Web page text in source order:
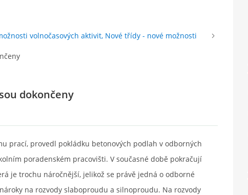
volnočasových aktivit, Nové třídy - nové možnosti
dokončeny
prací, provedl pokládku betonových podlah v odborných
poradenském pracovišti. V současné době pokračují
je trochu náročnější, jelikož se právě jedná o odborné
na rozvody slaboproudu a silnoproudu. Na rozvody